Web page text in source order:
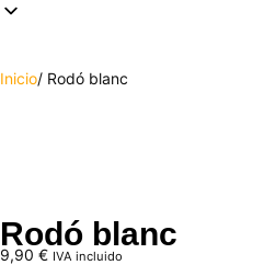
Inicio/ Rodó blanc
Rodó blanc
9,90 € IVA incluido